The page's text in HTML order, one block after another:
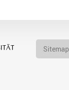
Sitemap